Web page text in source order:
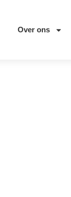
Over ons